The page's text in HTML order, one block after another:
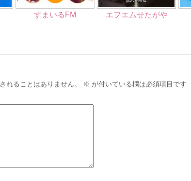
すまいるFM エフエムせたがや
れることはありません。 ※ が付いている欄は必須項目です